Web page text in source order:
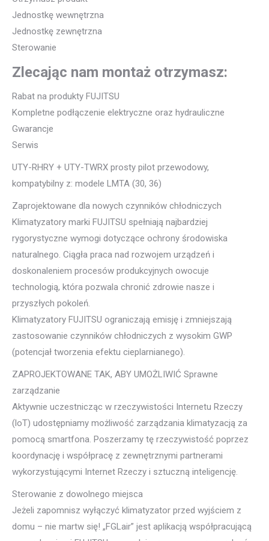
Jednostkę wewnętrzna
Jednostkę zewnętrzna
Sterowanie
Zlecając nam montaż otrzymasz:
Rabat na produkty FUJITSU
Kompletne podłączenie elektryczne oraz hydrauliczne
Gwarancje
Serwis
UTY-RHRY + UTY-TWRX prosty pilot przewodowy,
kompatybilny z: modele LMTA (30, 36)
Zaprojektowane dla nowych czynników chłodniczych
Klimatyzatory marki FUJITSU spełniają najbardziej
rygorystyczne wymogi dotyczące ochrony środowiska
naturalnego. Ciągła praca nad rozwojem urządzeń i
doskonaleniem procesów produkcyjnych owocuje
technologią, która pozwala chronić zdrowie nasze i
przyszłych pokoleń.
Klimatyzatory FUJITSU ograniczają emisję i zmniejszają
zastosowanie czynników chłodniczych z wysokim GWP
(potencjał tworzenia efektu cieplarnianego).
ZAPROJEKTOWANE TAK, ABY UMOŻLIWIĆ Sprawne
zarządzanie
Aktywnie uczestnicząc w rzeczywistości Internetu Rzeczy
(loT) udostępniamy możliwość zarządzania klimatyzacją za
pomocą smartfona. Poszerzamy tę rzeczywistość poprzez
koordynację i współpracę z zewnętrznymi partnerami
wykorzystującymi Internet Rzeczy i sztuczną inteligencję.
Sterowanie z dowolnego miejsca
Jeżeli zapomnisz wyłączyć klimatyzator przed wyjściem z
domu – nie martw się! „FGLair” jest aplikacją współpracującą